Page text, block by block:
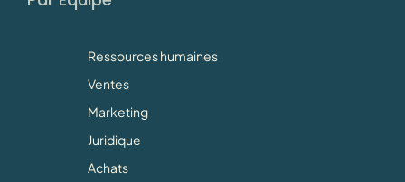
Ressources humaines
Ventes
Marketing
Juridique
Achats